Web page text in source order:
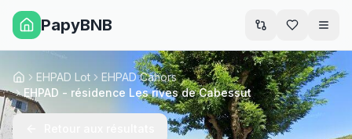
PapyBNB
AccueilEHPAD Lot
EHPAD Cahors
EHPAD - résidence Les rives de Cabessut